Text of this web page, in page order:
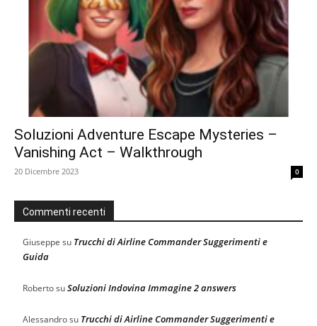
Soluzioni Adventure Escape Mysteries –
Vanishing Act – Walkthrough
20 Dicembre 2023 0
Commenti recenti
Giuseppe su Trucchi di Airline Commander Suggerimenti e
Guida
RobertosuSoluzioni Indovina Immagine 2 answers
Alessandrosu Trucchi di Airline Commander Suggerimenti e